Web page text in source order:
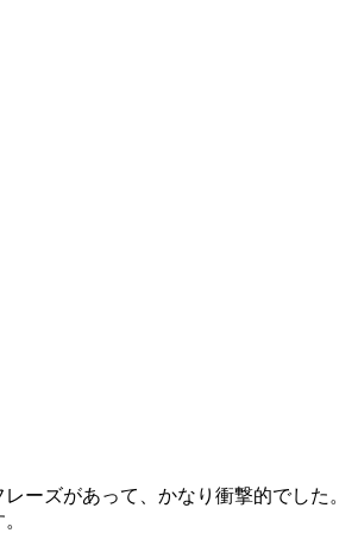
ーズがあって、かなり衝撃的でした。